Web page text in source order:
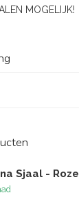
MOGELIJK!
Sjaal - Roze